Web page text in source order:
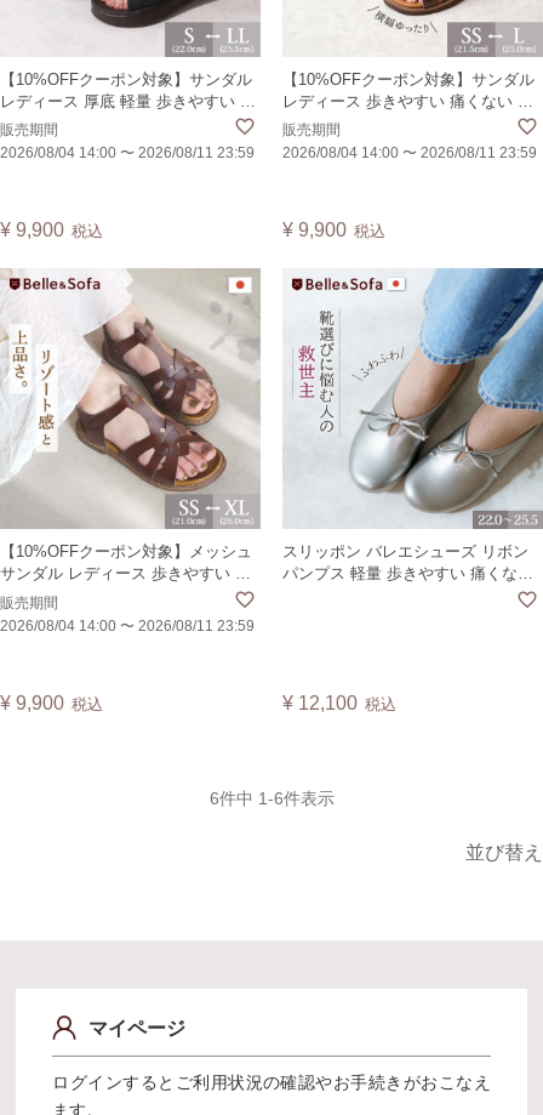
【10%OFFクーポン対象】サンダル
レディース 厚底 軽量 歩きやすい 疲
れない 痛くない 外反母趾 かかとあ
り ブーツサンダル オープントゥ 日
販売期間
2026/08/04 14:00 〜 2026/08/11 23:59
¥ 9,900 税込
【10%OFFクーポン対象】サンダル
レディース 歩きやすい 痛くない メ
ッシュ コンフォート 外反母趾 痛く
ない 旅行 エスニック アジアン 編み
販売期間
2026/08/04 14:00 〜 2026/08/11 23:59
¥ 9,900 税込
【10%OFFクーポン対象】メッシュ
サンダル レディース 歩きやすい 痛
くない フラット ローヒール カジュ
アル エスニック アジアン グラディ
販売期間
2026/08/04 14:00 〜 2026/08/11 23:59
¥ 9,900 税込
スリッポン バレエシューズ リボン
パンプス 軽量 歩きやすい 痛くない
甲高 甲低 インソール 旅行 靴 日本製
¥ 12,100 税込
並び替え
6件中 1-6件表示
マイページ
ログインするとご利用状況の確認やお手続きがおこなえ
ます。